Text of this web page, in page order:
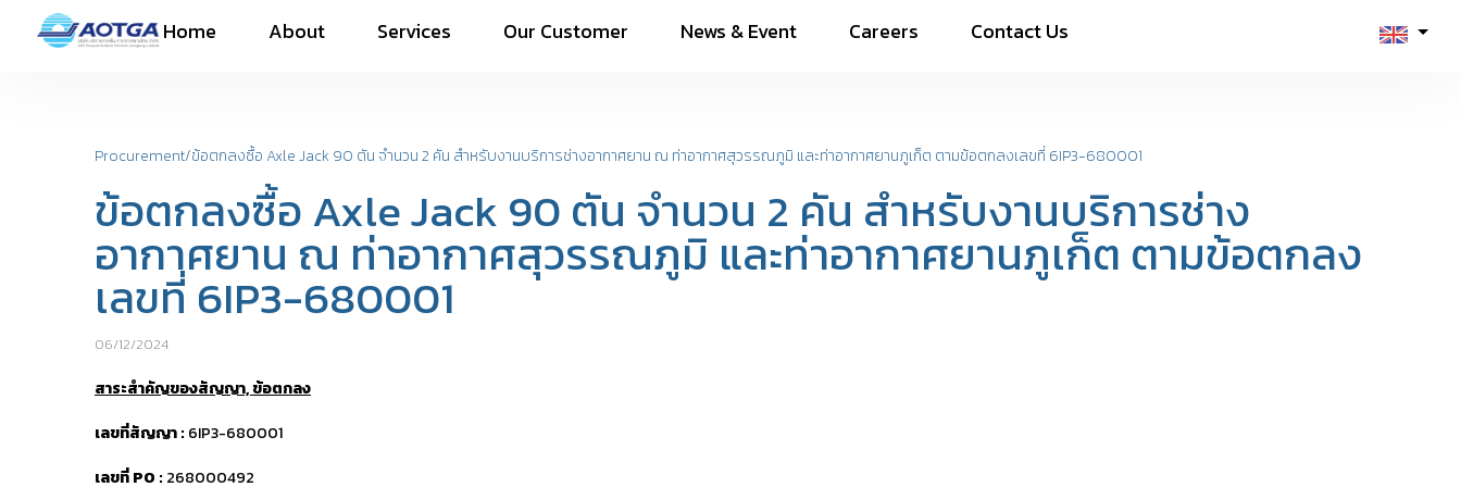
Home About Services Our Customer News & Event Careers Contact Us
Procurement/ข้อตกลงซื้อ Axle Jack 90 ตัน จำนวน 2 คัน สำหรับงานบริการช่างอากาศยาน ณ ท่าอากาศสุวรรณภูมิ และท่าอากาศยานภูเก็ต ตามข้อตกลงเลขที่ 6IP3-680001
ข้อตกลงซื้อ Axle Jack 90 ตัน จำนวน 2 คัน สำหรับงานบริการช่าง
อากาศยาน ณ ท่าอากาศสุวรรณภูมิ และท่าอากาศยานภูเก็ต ตามข้อตกลง
เลขที่ 6IP3-680001
06/12/2024
สาระสำคัญของสัญญา, ข้อตกลง
เลขที่สัญญา : 6IP3-680001
เลขที่ PO : 268000492